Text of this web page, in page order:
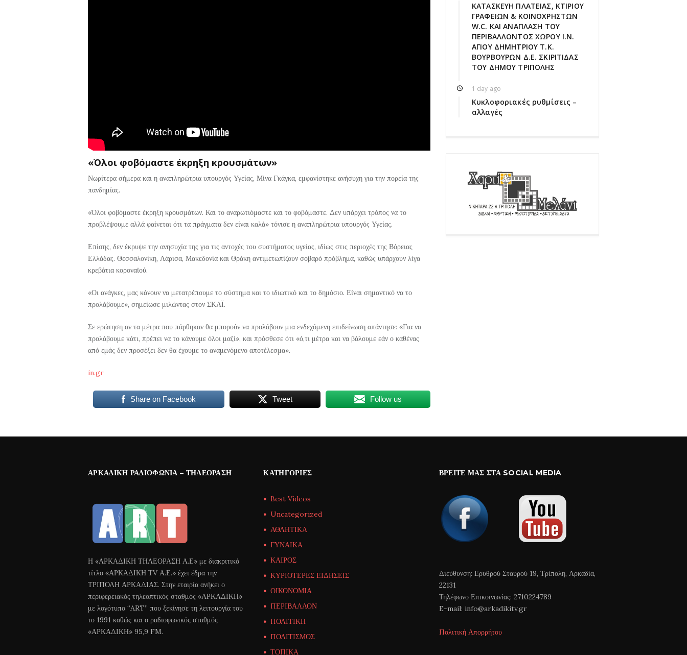
«Όλοι φοβόμαστε έκρηξη κρουσμάτων»
Νωρίτερα σήμερα και η αναπληρώτρια υπουργός Υγείας, Μίνα Γκάγκα, εμφανίστηκε ανήσυχη για την πορεία της
πανδημίας.
«Όλοι φοβόμαστε έκρηξη κρουσμάτων. Και το αναρωτιόμαστε και το φοβόμαστε. Δεν υπάρχει τρόπος να το
προβλέψουμε αλλά φαίνεται ότι τα πράγματα δεν είναι καλά» τόνισε η αναπληρώτρια υπουργός Υγείας.
Επίσης, δεν έκρυψε την ανησυχία της για τις αντοχές του συστήματος υγείας, ιδίως στις περιοχές της Βόρειας
Ελλάδας. Θεσσαλονίκη, Λάρισα, Μακεδονία και Θράκη αντιμετωπίζουν σοβαρό πρόβλημα, καθώς υπάρχουν λίγα
κρεβάτια κοροναϊού.
«Οι ανάγκες, μας κάνουν να μετατρέπουμε το σύστημα και το ιδιωτικό και το δημόσιο. Είναι σημαντικό να το
προλάβουμε», σημείωσε μιλώντας στον ΣΚΑΪ.
Σε ερώτηση αν τα μέτρα που πάρθηκαν θα μπορούν να προλάβουν μια ενδεχόμενη επιδείνωση απάντησε: «Για να
προλάβουμε κάτι, πρέπει να το κάνουμε όλοι μαζί», και πρόσθεσε ότι «ό,τι μέτρα και να βάλουμε εάν ο καθένας
από εμάς δεν προσέξει δεν θα έχουμε το αναμενόμενο αποτέλεσμα».
in.gr
Share on Facebook Tweet Follow us
ΚΑΤΑΣΚΕΥΗ ΠΛΑΤΕΙΑΣ, ΚΤΙΡΙΟΥ
ΓΡΑΦΕΙΩΝ & ΚΟΙΝΟΧΡΗΣΤΩΝ
W.C. ΚΑΙ ΑΝΑΠΛΑΣΗ ΤΟΥ
ΠΕΡΙΒΑΛΛΟΝΤΟΣ ΧΩΡΟΥ Ι.Ν.
ΑΓΙΟΥ ΔΗΜΗΤΡΙΟΥ Τ.Κ.
ΒΟΥΡΒΟΥΡΩΝ Δ.Ε. ΣΚΙΡΙΤΙΔΑΣ
ΤΟΥ ΔΗΜΟΥ ΤΡΙΠΟΛΗΣ
1 day ago
Κυκλοφοριακές ρυθμίσεις –
αλλαγές
ΑΡΚΑΔΙΚΉ ΡΑΔΙΟΦΩΝΊΑ – ΤΗΛΕΌΡΑΣΗ
Η «ΑΡΚΑΔΙΚΗ ΤΗΛΕΟΡΑΣΗ Α.Ε» με διακριτικό
τίτλο «ΑΡΚΑΔΙΚΗ ΤV Α.Ε.» έχει έδρα την
ΤΡΙΠΟΛΗ ΑΡΚΑΔΙΑΣ. Στην εταιρία ανήκει ο
περιφερειακός τηλεοπτικός σταθμός «ΑΡΚΑΔΙΚΗ»
με λογότυπο “ART” που ξεκίνησε τη λειτουργία του
το 1991 καθώς και ο ραδιοφωνικός σταθμός
«ΑΡΚΑΔΙΚΗ» 95,9 FM.
ΚΑΤΗΓΟΡΊΕΣ
Best Videos
Uncategorized
ΑΘΛΗΤΙΚΑ
ΓΥΝΑΙΚΑ
ΚΑΙΡΟΣ
ΚΥΡΙΟΤΕΡΕΣ ΕΙΔΗΣΕΙΣ
ΟΙΚΟΝΟΜΙΑ
ΠΕΡΙΒΑΛΛΟΝ
ΠΟΛΙΤΙΚΗ
ΠΟΛΙΤΙΣΜΟΣ
ΤΟΠΙΚΑ
ΒΡΕΊΤΕ ΜΑΣ ΣΤΑ SOCIAL MEDIA
Διεύθυνση: Ερυθρού Σταυρού 19, Τρίπολη, Αρκαδία,
22131
Τηλέφωνο Επικοινωνίας: 2710224789
E-mail: info@arkadikitv.gr
Πολιτική Απορρήτου